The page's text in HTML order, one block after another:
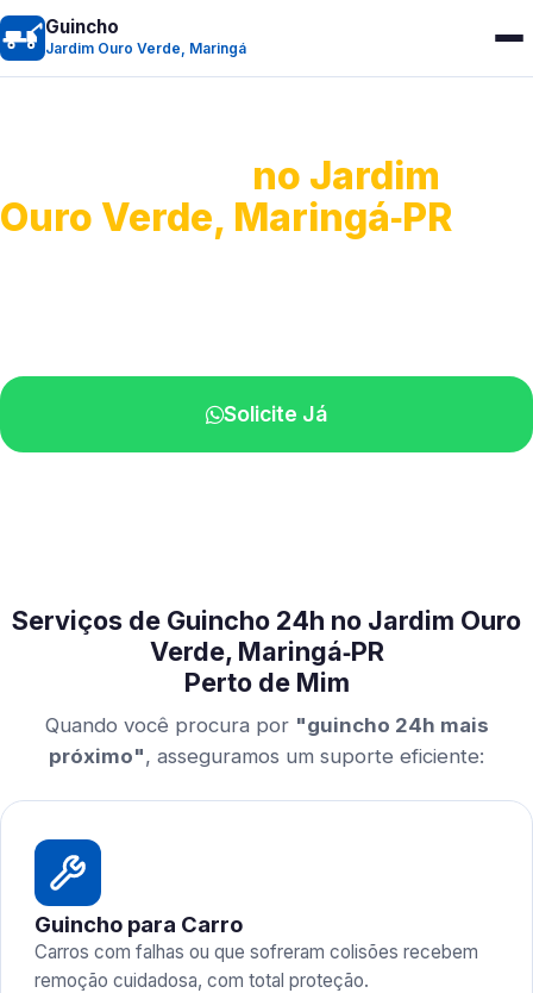
Guincho
Jardim Ouro Verde, Maringá
no Jardim
Ouro Verde, Maringá‑PR
Solicite Já
Serviços de Guincho 24h no Jardim Ouro
Verde, Maringá‑PR
Perto de Mim
Quando você procura por "guincho 24h mais
próximo", asseguramos um suporte eficiente:
Guincho para Carro
Carros com falhas ou que sofreram colisões recebem
remoção cuidadosa, com total proteção.